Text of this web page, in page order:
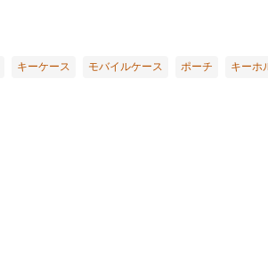
キーケース モバイルケース ポーチ キーホ